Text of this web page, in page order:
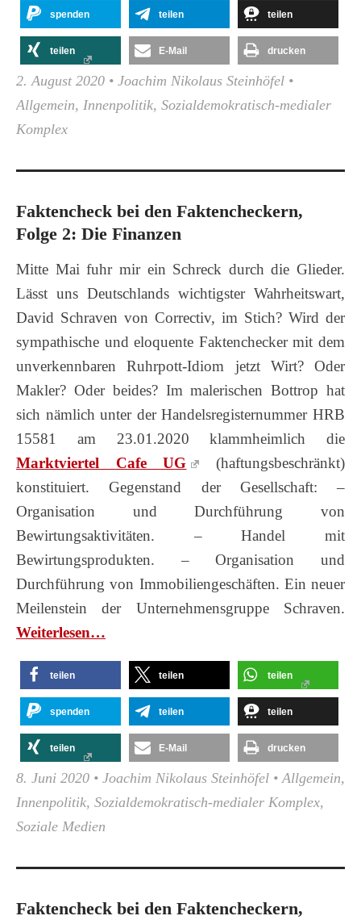
spenden teilen teilen
teilen E-Mail drucken
2. August 2020 • Joachim Nikolaus Steinhöfel •
Allgemein, Innenpolitik, Sozialdemokratisch-medialer
Komplex
Faktencheck bei den Faktencheckern,
Folge 2: Die Finanzen
Mitte Mai fuhr mir ein Schreck durch die Glieder.
Lässt uns Deutschlands wichtigster Wahrheitswart,
David Schraven von Correctiv, im Stich? Wird der
sympathische und eloquente Faktenchecker mit dem
unverkennbaren Ruhrpott-Idiom jetzt Wirt? Oder
Makler? Oder beides? Im malerischen Bottrop hat
sich nämlich unter der Handelsregisternummer HRB
15581 am 23.01.2020 klammheimlich die
Marktviertel Cafe UG
(haftungsbeschränkt)
konstituiert. Gegenstand der Gesellschaft: –
Organisation und Durchführung von
Bewirtungsaktivitäten. – Handel mit
Bewirtungsprodukten. – Organisation und
Durchführung von Immobiliengeschäften. Ein neuer
Meilenstein der Unternehmensgruppe Schraven.
Wei­ter­le­sen…
teilen teilen teilen
spenden teilen teilen
teilen E-Mail drucken
8. Juni 2020 • Joachim Nikolaus Steinhöfel •Allgemein,
Innenpolitik, Sozialdemokratisch-medialer Komplex,
Soziale Medien
Faktencheck bei den Faktencheckern,